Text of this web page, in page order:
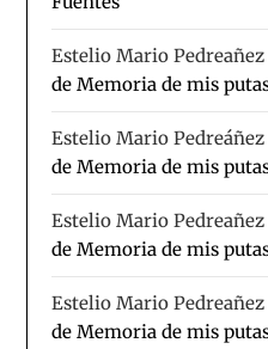
Estelio Mario Pedreañez
de Memoria de mis
Estelio Mario Pedreáñez
de Memoria de mis
Estelio Mario Pedreañez
de Memoria de mis
Estelio Mario Pedreañez
de Memoria de mis